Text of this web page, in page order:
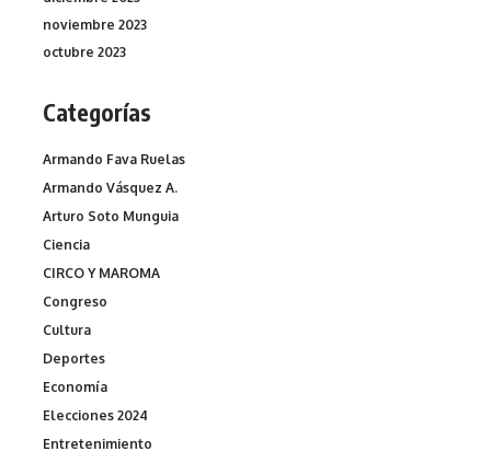
noviembre 2023
octubre 2023
Categorías
Armando Fava Ruelas
Armando Vásquez A.
Arturo Soto Munguia
Ciencia
CIRCO Y MAROMA
Congreso
Cultura
Deportes
Economía
Elecciones 2024
Entretenimiento